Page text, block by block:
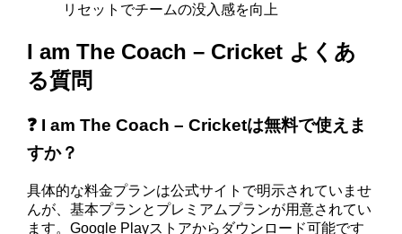
リセットでチームの没入感を向上
I am The Coach – Cricket よくあ
る質問
❓ I am The Coach – Cricketは無料で使えま
すか？
具体的な料金プランは公式サイトで明示されていませ
んが、基本プランとプレミアムプランが用意されてい
ます。Google Playストアからダウンロード可能です